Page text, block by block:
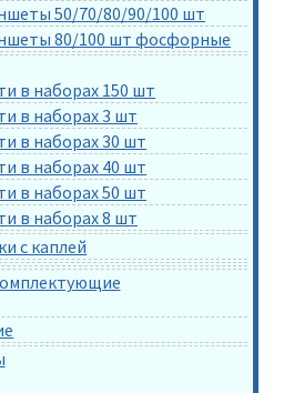
50/70/80/90/100 шт
80/100 шт фосфорные
в наборах 150 шт
в наборах 3 шт
в наборах 30 шт
в наборах 40 шт
в наборах 50 шт
в наборах 8 шт
с каплей